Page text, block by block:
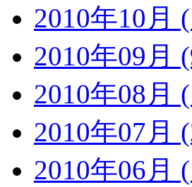
2010年10月
2010年09月
2010年08月
2010年07月
2010年06月